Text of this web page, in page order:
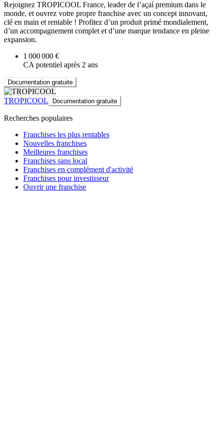
Rejoignez TROPICOOL France, leader de l’açaí premium dans le
monde, et ouvrez votre propre franchise avec un concept innovant,
clé en main et rentable ! Profitez d’un produit primé mondialement,
d’un accompagnement complet et d’une marque tendance en pleine
expansion.
1 000 000 €
CA potentiel après 2 ans
Documentation gratuite
TROPICOOL Documentation gratuite
Recherches populaires
Franchises les plus rentables
Nouvelles franchises
Meilleures franchises
Franchises sans local
Franchises en complément d'activité
Franchises pour investisseur
Ouvrir une franchise